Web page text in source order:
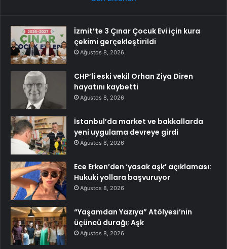
İzmit’te 3 Çınar Çocuk Evi için kura
çekimi gerçekleştirildi
Ağustos 8, 2026
CHP’li eski vekil Orhan Ziya Diren
hayatını kaybetti
Ağustos 8, 2026
İstanbul’da market ve bakkallarda
yeni uygulama devreye girdi
Ağustos 8, 2026
Ece Erken’den ‘yasak aşk’ açıklaması:
Hukuki yollara başvuruyor
Ağustos 8, 2026
“Yaşamdan Yazıya” Atölyesi’nin
üçüncü durağı; Aşk
Ağustos 8, 2026